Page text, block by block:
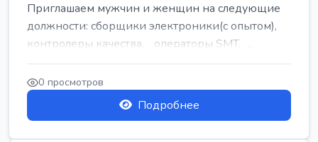
Приглашаем мужчин и женщин на следующие
должности: сборщики электроники(с опытом),
контролеры качества, операторы SMT, ...
0 просмотров
Подробнее